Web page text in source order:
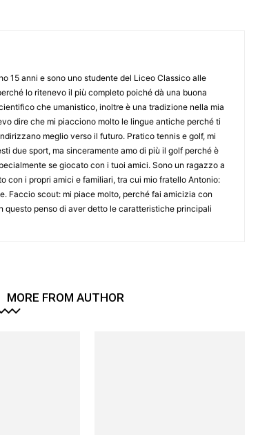
15 anni e sono uno studente del Liceo Classico alle
lo ritenevo il più completo poiché dà una buona
che umanistico, inoltre è una tradizione nella mia
dire che mi piacciono molto le lingue antiche perché ti
meglio verso il futuro. Pratico tennis e golf, mi
due sport, ma sinceramente amo di più il golf perché è
se giocato con i tuoi amici. Sono un ragazzo a
con i propri amici e familiari, tra cui mio fratello Antonio:
Faccio scout: mi piace molto, perché fai amicizia con
questo penso di aver detto le caratteristiche principali
MORE FROM AUTHOR